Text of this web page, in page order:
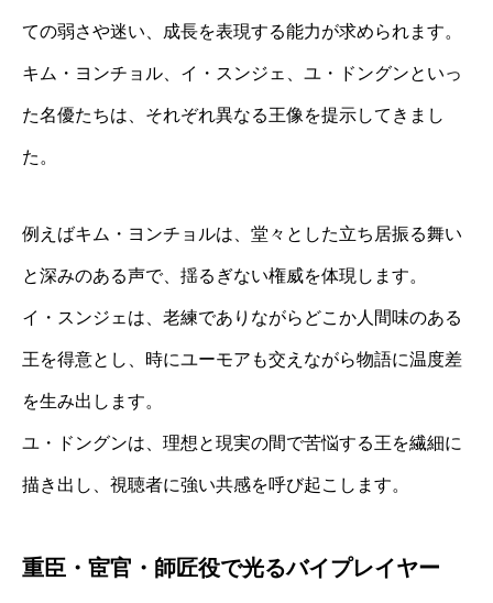
ての弱さや迷い、成長を表現する能力が求められます。
キム・ヨンチョル、イ・スンジェ、ユ・ドングンといっ
た名優たちは、それぞれ異なる王像を提示してきまし
た。
例えばキム・ヨンチョルは、堂々とした立ち居振る舞い
と深みのある声で、揺るぎない権威を体現します。
イ・スンジェは、老練でありながらどこか人間味のある
王を得意とし、時にユーモアも交えながら物語に温度差
を生み出します。
ユ・ドングンは、理想と現実の間で苦悩する王を繊細に
描き出し、視聴者に強い共感を呼び起こします。
重臣・宦官・師匠役で光るバイプレイヤー